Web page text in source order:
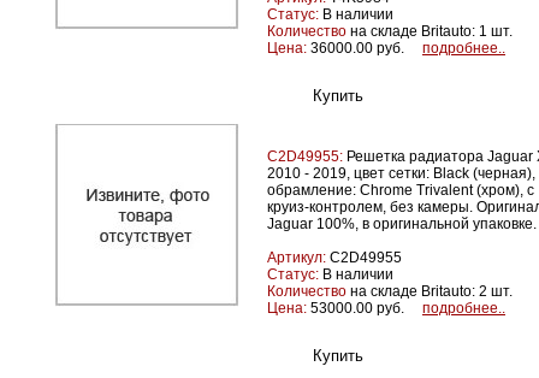
Статус: В наличии
Количество на складе Britauto: 1 шт.
Цена: 36000.00 руб. подробнее..
C2D49955: Решетка радиатора Jaguar
2010 - 2019, цвет сетки: Black (черная),
обрамление: Chrome Trivalent (хром), с
круиз-контролем, без камеры.
Jaguar 100%, в оригинальной упаковке.
Артикул: C2D49955
Статус: В наличии
Количество на складе Britauto: 2 шт.
Цена: 53000.00 руб. подробнее..